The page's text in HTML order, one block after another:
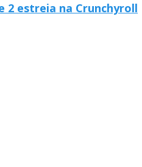
2 estreia na Crunchyroll